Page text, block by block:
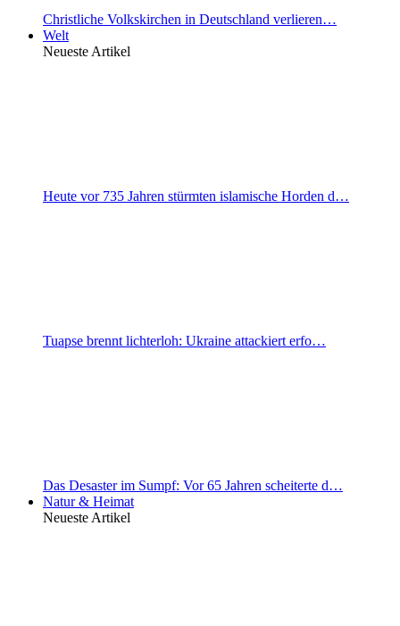
Christliche Volkskirchen in Deutschland verlieren…
Welt
Neueste Artikel
Heute vor 735 Jahren stürmten islamische Horden d…
Tuapse brennt lichterloh: Ukraine attackiert erfo…
Das Desaster im Sumpf: Vor 65 Jahren scheiterte d…
Natur & Heimat
Neueste Artikel